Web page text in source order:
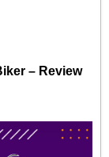
– Review